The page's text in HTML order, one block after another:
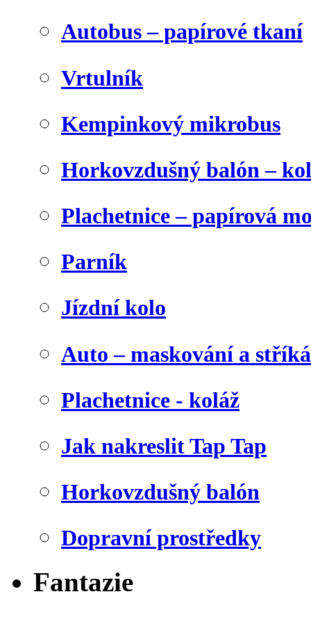
Autobus – papírové tkaní
Vrtulník
Kempinkový mikrobus
Horkovzdušný balón –
Plachetnice – papírová
Parník
Jízdní kolo
Auto – maskování a
Plachetnice - koláž
Jak nakreslit Tap Tap
Horkovzdušný balón
Dopravní prostředky
Fantazie